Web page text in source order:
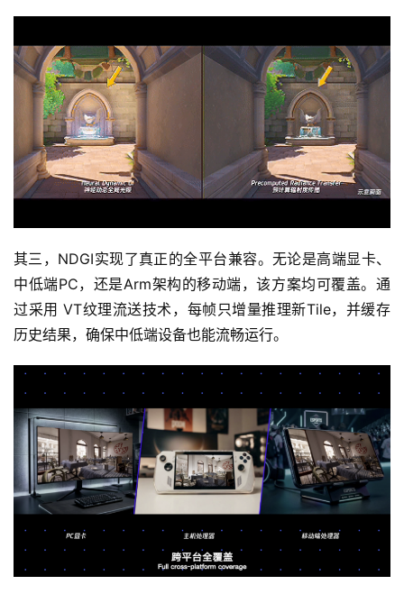
首
游
创
游
戏
界
手
机
游
单
游
戏
休
闲
其三，NDGI实现了真正的全平台兼容。无论是高端显卡、
中低端PC，还是Arm架构的移动端，该方案均可覆盖。通
过采用 VT纹理流送技术，每帧只增量推理新Tile，并缓存
历史结果，确保中低端设备也能流畅运行。